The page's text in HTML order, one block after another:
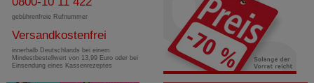
gebührenfreie Rufnummer
Versandkostenfrei
innerhalb Deutschlands bei einem
Mindestbestellwert von 13,99 Euro oder bei
Einsendung eines Kassenrezeptes